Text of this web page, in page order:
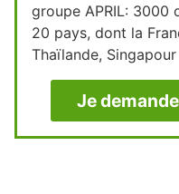
groupe APRIL: 3000
20 pays, dont la
Thaïlande,
Je